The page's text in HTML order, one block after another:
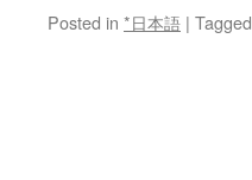
Posted in *日本語 | Tagged